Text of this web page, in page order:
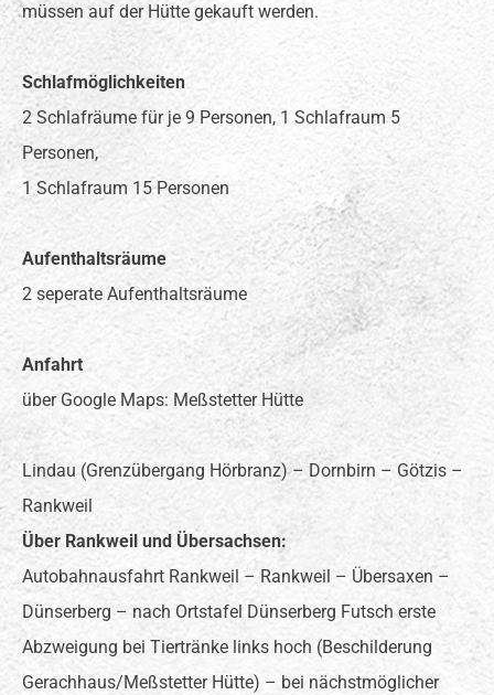
müssen auf der Hütte gekauft werden.
Schlafmöglichkeiten
2 Schlafräume für je 9 Personen, 1 Schlafraum 5
Personen,
1 Schlafraum 15 Personen
Aufenthaltsräume
2 seperate Aufenthaltsräume
Anfahrt
über Google Maps: Meßstetter Hütte
Lindau (Grenzübergang Hörbranz) – Dornbirn – Götzis –
Rankweil
Über Rankweil und Übersachsen:
Autobahnausfahrt Rankweil – Rankweil – Übersaxen –
Dünserberg – nach Ortstafel Dünserberg Futsch erste
Abzweigung bei Tiertränke links hoch (Beschilderung
Gerachhaus/Meßstetter Hütte) – bei nächstmöglicher